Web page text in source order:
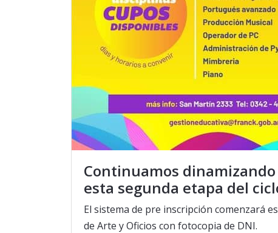
Continuamos
esta segunda etapa del
El sistema de pre inscripción comenzará
de Arte y Oficios con fotocopia de DNI.